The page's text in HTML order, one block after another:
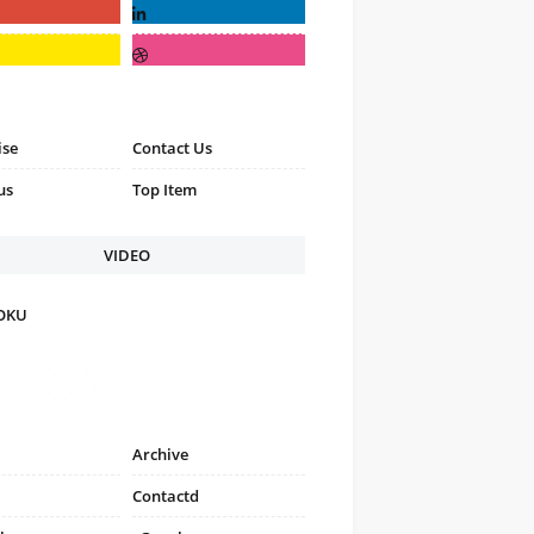
Contact Us
Top Item
VIDEO
Archive
Contactd